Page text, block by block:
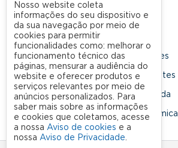
A FGV
Nossas Unidades
Dúvidas Frequentes
Rede Conveniada
Ouvidoria Acadêmica
Nosso website coleta
informações do seu dispositivo e
da sua navegação por meio de
cookies para permitir
funcionalidades como: melhorar o
funcionamento técnico das
páginas, mensurar a audiência do
website e oferecer produtos e
serviços relevantes por meio de
anúncios personalizados. Para
saber mais sobre as informações
e cookies que coletamos, acesse
a nossa Aviso de cookies e a
nossa Aviso de Privacidade.